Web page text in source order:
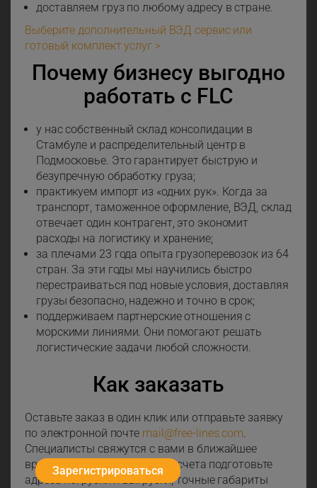
доставляем груз по любому адресу в стране.
Выберите дополнительный ВЭД сервис или
готовый комплект услуг >
Почему бизнесу выгодно
работать с FLC
у нас собственный склад консолидации в
Стамбуле и распределительный центр в
Подмосковье. Это гарантирует быструю и
безупречную обработку груза;
практикуем импорт из «одних рук». Когда за
транспорт, таможенное оформление, ВЭД, склад
отвечает один контрагент, это экономит
расходы на логистику и хранение;
за плечами 23 года опыта грузоперевозок из 64
стран. За эти годы мы научились быстро
перестраиваться под новые условия, доставляя
грузы безопасно, надежно и точно в срок;
поддерживаем партнерские отношения с
морскими линиями. Они помогают решать
логистические задачи любой сложности.
Как заказать
Оставьте заказ в один клик или отправьте заявку
по электронной почте mail@free-lines.com.
Специалисты свяжутся с вами в ближайшее
время с 9:30 до 18:30. Для расчета подготовьте
адреса погрузки и выгрузки, точные габариты
Зарегистрироваться